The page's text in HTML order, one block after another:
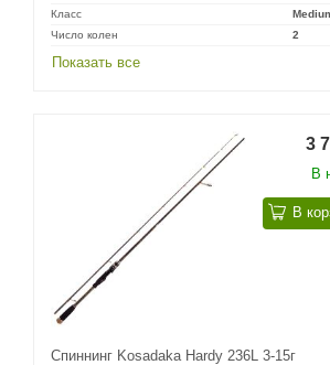
Класс
Число колен
2
Показать все
Спиннинг Kosadaka Hardy 236L 3-15г
3
В
В